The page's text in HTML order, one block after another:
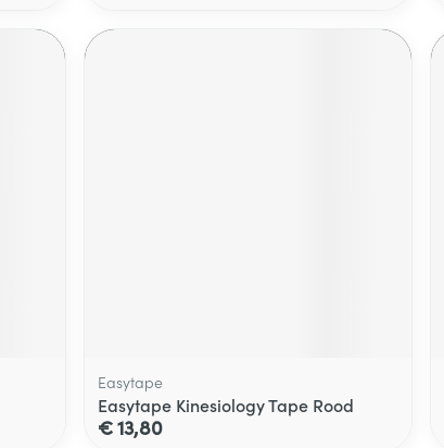
Easytape
Easytape Kinesiology Tape Rood
€ 13,80